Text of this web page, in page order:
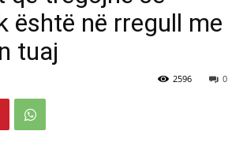
është në rregull me
tuaj
0
2596